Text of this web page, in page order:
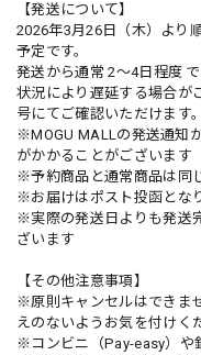
【発送について】
2026年3月26日（木）より
予定です。
発送から通常 2～4日程度
状況により遅延する場合が
号にてご確認いただけます。
※MOGU MALLの発送通知
がかかることがございます
※予約商品と通常商品は同
※お届けはポスト投函とな
※実際の発送日よりも発送
ざいます
【その他注意事項】
※原則キャンセルはできま
えのないようお気を付けく
※コンビニ（Pay-easy）や